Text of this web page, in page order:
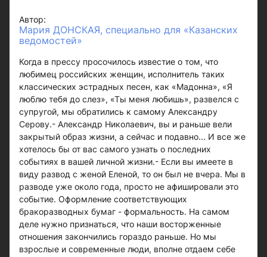
Автор:
Мария ДОНСКАЯ, специально для «Казанских
ведомостей»
Когда в прессу просочилось известие о том, что
любимец российских женщин, исполнитель таких
классических эстрадных песен, как «Мадонна», «Я
люблю тебя до слез», «Ты меня любишь», развелся с
супругой, мы обратились к самому Александру
Серову.- Александр Николаевич, вы и раньше вели
закрытый образ жизни, а сейчас и подавно... И все же
хотелось бы от вас самого узнать о последних
событиях в вашей личной жизни.- Если вы имеете в
виду развод с женой Еленой, то он был не вчера. Мы в
разводе уже около года, просто не афишировали это
событие. Оформление соответствующих
бракоразводных бумаг - формальность. На самом
деле нужно признаться, что наши восторженные
отношения закончились гораздо раньше. Но мы
взрослые и современные люди, вполне отдаем себе